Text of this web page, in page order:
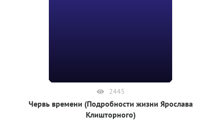
2445
Червь времени (Подробности жизни Ярослава
Клишторного)